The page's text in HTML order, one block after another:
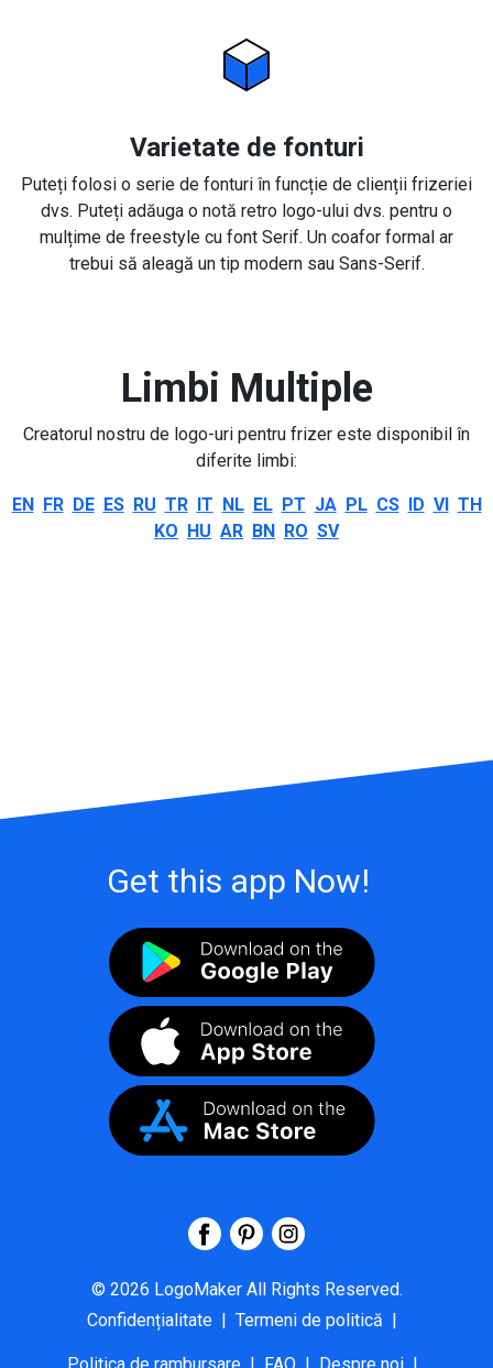
Varietate de fonturi
Puteți folosi o serie de fonturi în funcție de clienții frizeriei
dvs. Puteți adăuga o notă retro logo-ului dvs. pentru o
mulțime de freestyle cu font Serif. Un coafor formal ar
trebui să aleagă un tip modern sau Sans-Serif.
Limbi Multiple
Creatorul nostru de logo-uri pentru frizer este disponibil în
diferite limbi:
EN FR DE ES RU TR IT NL EL PT JA PL CS ID VI TH
KO HU AR BN RO SV
Get this app Now!
© 2026 LogoMaker All Rights Reserved.
Confidențialitate | Termeni de politică |